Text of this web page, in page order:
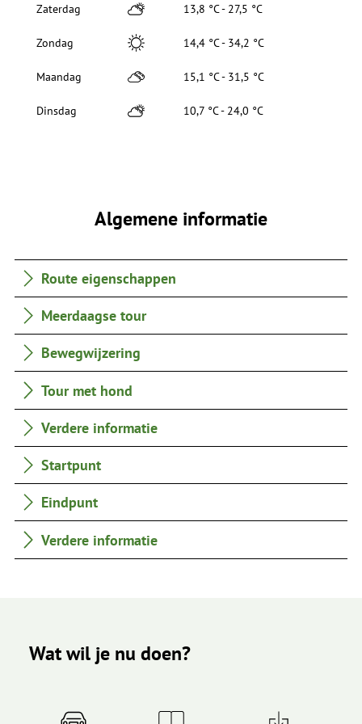
Zaterdag 13,8 °C - 27,5 °C
Zondag 14,4 °C - 34,2 °C
Maandag 15,1 °C - 31,5 °C
Dinsdag 10,7 °C - 24,0 °C
Algemene informatie
Route eigenschappen
Meerdaagse tour
Bewegwijzering
Tour met hond
Verdere informatie
Startpunt
Eindpunt
Verdere informatie
Wat wil je nu doen?